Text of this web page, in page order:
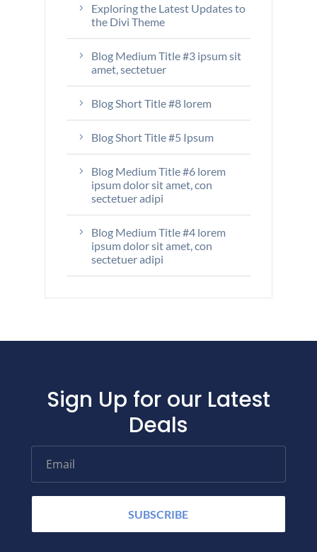
Exploring the Latest Updates to
the Divi Theme
Blog Medium Title #3 ipsum sit
amet, sectetuer
Blog Short Title #8 lorem
Blog Short Title #5 Ipsum
Blog Medium Title #6 lorem
ipsum dolor sit amet, con
sectetuer adipi
Blog Medium Title #4 lorem
ipsum dolor sit amet, con
sectetuer adipi
Sign Up for our Latest
Deals
Email
SUBSCRIBE